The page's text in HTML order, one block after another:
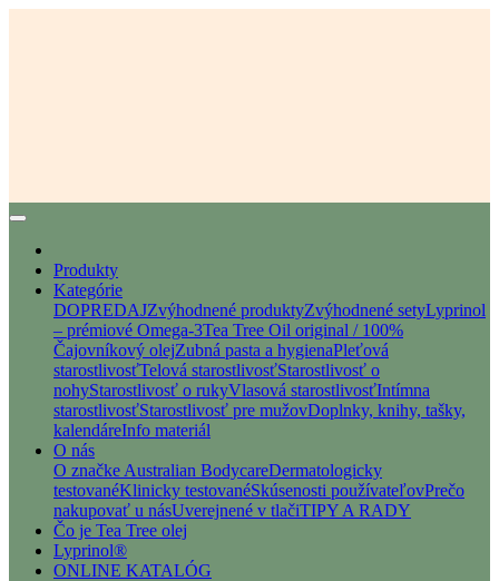
Produkty
Kategórie
DOPREDAJZvýhodnené produktyZvýhodnené setyLyprinol
– prémiové Omega-3Tea Tree Oil original / 100%
Čajovníkový olejZubná pasta a hygienaPleťová
starostlivosťTelová starostlivosťStarostlivosť o
nohyStarostlivosť o rukyVlasová starostlivosťIntímna
starostlivosťStarostlivosť pre mužovDoplnky, knihy, tašky,
kalendáreInfo materiál
O nás
O značke Australian BodycareDermatologicky
testovanéKlinicky testovanéSkúsenosti používateľovPrečo
nakupovať u násUverejnené v tlačiTIPY A RADY
Čo je Tea Tree olej
Lyprinol®
ONLINE KATALÓG